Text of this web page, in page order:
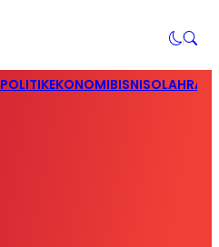
POLITIKEKONOMIBISNIS